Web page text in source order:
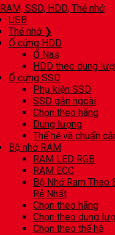
RAM, SSD, HDD, Thẻ nhớ
USB
Thẻ nhớ ❯
Ổ cứng HDD
Ổ Nas
HDD theo dung
Ổ cứng SSD
Phụ kiện SSD
SSD gắn ngoài
Chọn theo hãng
Dung lượng
Thế hệ và chuẩn
Bộ nhớ RAM
RAM LED RGB
RAM ECC
Bộ Nhớ Ram Theo
Rẻ Nhất
Chọn theo hãng
Chọn theo dung
Chọn theo thế hệ